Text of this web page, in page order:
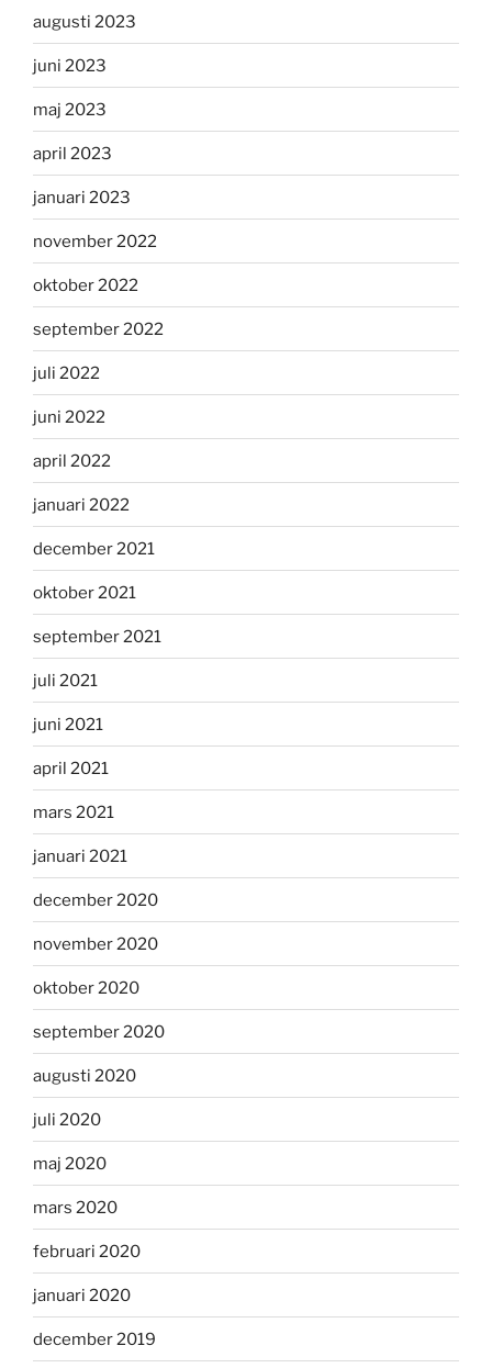
augusti 2023
juni 2023
maj 2023
april 2023
januari 2023
november 2022
oktober 2022
september 2022
juli 2022
juni 2022
april 2022
januari 2022
december 2021
oktober 2021
september 2021
juli 2021
juni 2021
april 2021
mars 2021
januari 2021
december 2020
november 2020
oktober 2020
september 2020
augusti 2020
juli 2020
maj 2020
mars 2020
februari 2020
januari 2020
december 2019